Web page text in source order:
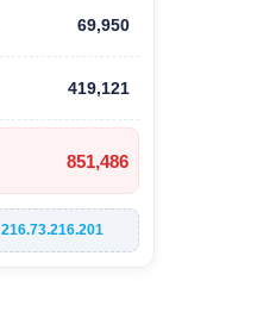
69,950
419,121
851,486
216.73.216.201